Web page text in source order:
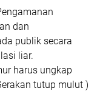
dan
publik secara
liar.
harus ungkap
tutup mulut )